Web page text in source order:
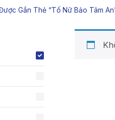
Gắn Thẻ “tố Nữ Bảo Tâm